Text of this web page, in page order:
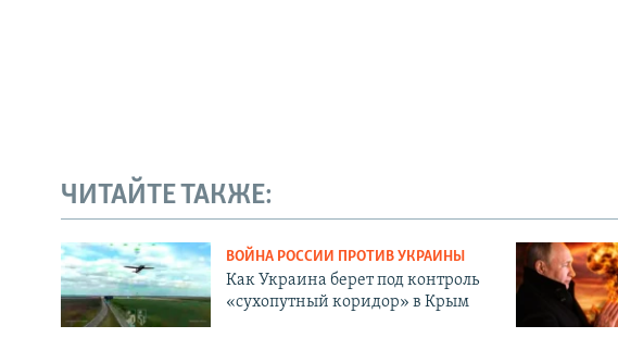
ЧИТАЙТЕ ТАКЖЕ:
ВОЙНА РОССИИ ПРОТИВ УКРАИНЫ
Как Украина берет под контроль
«сухопутный коридор» в Крым